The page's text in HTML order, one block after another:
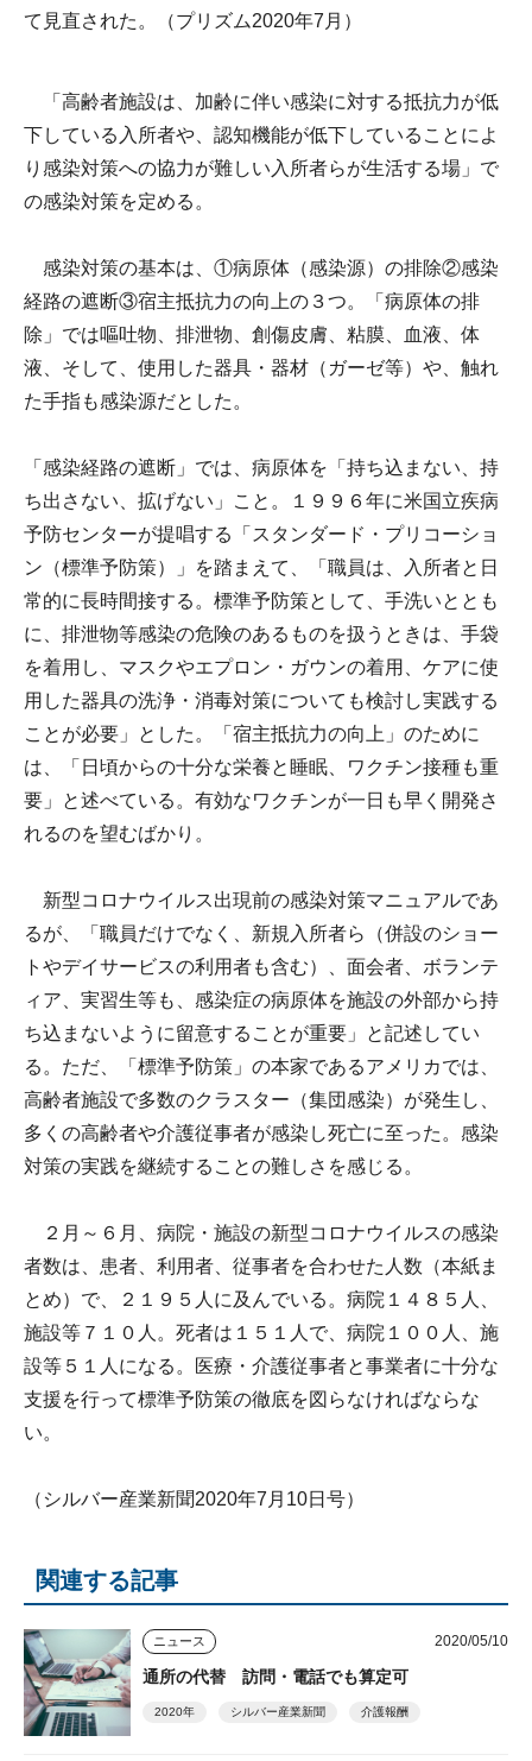
て見直された。（プリズム2020年7月）
「高齢者施設は、加齢に伴い感染に対する抵抗力が低
下している入所者や、認知機能が低下していることによ
り感染対策への協力が難しい入所者らが生活する場」で
の感染対策を定める。
感染対策の基本は、①病原体（感染源）の排除②感染
経路の遮断③宿主抵抗力の向上の３つ。「病原体の排
除」では嘔吐物、排泄物、創傷皮膚、粘膜、血液、体
液、そして、使用した器具・器材（ガーゼ等）や、触れ
た手指も感染源だとした。
「感染経路の遮断」では、病原体を「持ち込まない、持
ち出さない、拡げない」こと。１９９６年に米国立疾病
予防センターが提唱する「スタンダード・プリコーショ
ン（標準予防策）」を踏まえて、「職員は、入所者と日
常的に長時間接する。標準予防策として、手洗いととも
に、排泄物等感染の危険のあるものを扱うときは、手袋
を着用し、マスクやエプロン・ガウンの着用、ケアに使
用した器具の洗浄・消毒対策についても検討し実践する
ことが必要」とした。「宿主抵抗力の向上」のために
は、「日頃からの十分な栄養と睡眠、ワクチン接種も重
要」と述べている。有効なワクチンが一日も早く開発さ
れるのを望むばかり。
新型コロナウイルス出現前の感染対策マニュアルであ
るが、「職員だけでなく、新規入所者ら（併設のショー
トやデイサービスの利用者も含む）、面会者、ボランテ
ィア、実習生等も、感染症の病原体を施設の外部から持
ち込まないように留意することが重要」と記述してい
る。ただ、「標準予防策」の本家であるアメリカでは、
高齢者施設で多数のクラスター（集団感染）が発生し、
多くの高齢者や介護従事者が感染し死亡に至った。感染
対策の実践を継続することの難しさを感じる。
２月～６月、病院・施設の新型コロナウイルスの感染
者数は、患者、利用者、従事者を合わせた人数（本紙ま
とめ）で、２１９５人に及んでいる。病院１４８５人、
施設等７１０人。死者は１５１人で、病院１００人、施
設等５１人になる。医療・介護従事者と事業者に十分な
支援を行って標準予防策の徹底を図らなければならな
い。
（シルバー産業新聞2020年7月10日号）
関連する記事
ニュース 2020/05/10
通所の代替 訪問・電話でも算定可
2020年 シルバー産業新聞 介護報酬